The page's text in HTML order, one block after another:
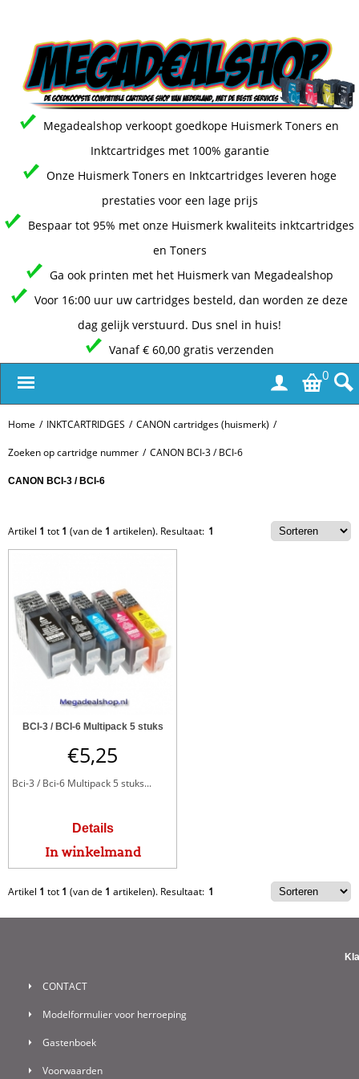
Megadealshop verkoopt goedkope Huismerk Toners en
Inktcartridges met 100% garantie
Onze Huismerk Toners en Inktcartridges leveren hoge
prestaties voor een lage prijs
Bespaar tot 95% met onze Huismerk kwaliteits inktcartridges
en Toners
Ga ook printen met het Huismerk van Megadealshop
Voor 16:00 uur uw cartridges besteld, dan worden ze deze
dag gelijk verstuurd. Dus snel in huis!
Vanaf € 60,00 gratis verzenden
0
Home / INKTCARTRIDGES / CANON cartridges (huismerk) /
Zoeken op cartridge nummer / CANON BCI-3 / BCI-6
CANON BCI-3 / BCI-6
Artikel 1 tot 1 (van de 1 artikelen). Resultaat: 1
BCI-3 / BCI-6 Multipack 5 stuks
€5,25
Bci-3 / Bci-6 Multipack 5 stuks...
Details
In winkelmand
Artikel 1 tot 1 (van de 1 artikelen). Resultaat: 1
CONTACT
Modelformulier voor herroeping
Gastenboek
Voorwaarden